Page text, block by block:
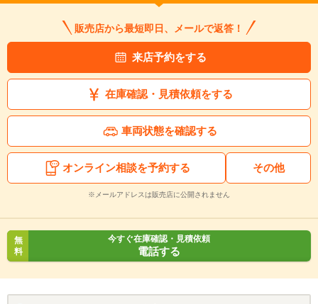
販売店から最短即日、メールで返答！
来店予約をする
在庫確認・見積依頼をする
車両状態を確認する
オンライン相談を予約する その他
※メールアドレスは販売店に公開されません
無
料
今すぐ在庫確認・見積依頼
電話する